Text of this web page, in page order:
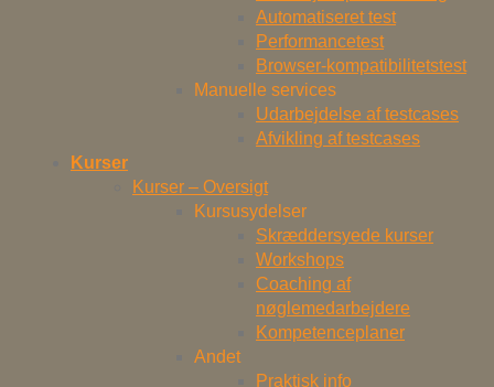
Automatiseret test
Performancetest
Browser-kompatibilitetstest
Manuelle services
Udarbejdelse af testcases
Afvikling af testcases
Kurser
Kurser – Oversigt
Kursusydelser
Skræddersyede kurser
Workshops
Coaching af
nøglemedarbejdere
Kompetenceplaner
Andet
Praktisk info